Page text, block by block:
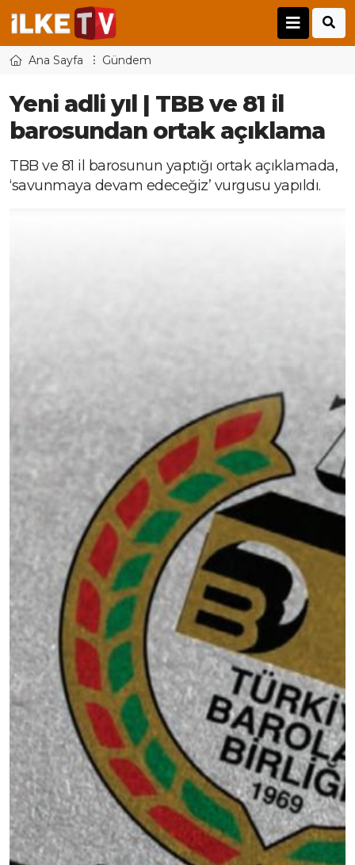
Ana Sayfa Gündem
Yeni adli yıl | TBB ve 81 il
barosundan ortak açıklama
TBB ve 81 il barosunun yaptığı ortak açıklamada,
‘savunmaya devam edeceğiz’ vurgusu yapıldı.